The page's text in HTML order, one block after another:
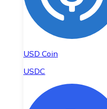
USD Coin
USDC